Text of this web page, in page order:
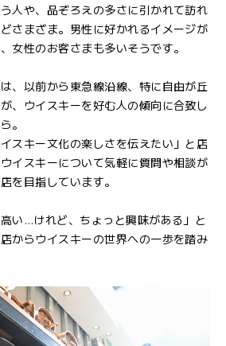
人や、品ぞろえの多さに引かれて訪れ
さまざま。男性に好かれるイメージが
女性のお客さまも多いそうです。
、以前から東急線沿線、特に自由が丘
、ウイスキーを好む人の傾向に合致し
。
スキー文化の楽しさを伝えたい」と店
イスキーについて気軽に質問や相談が
を目指しています。
い…けれど、ちょっと興味がある」と
からウイスキーの世界への一歩を踏み